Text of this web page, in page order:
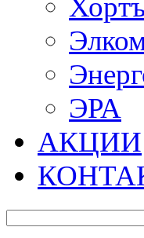
Хортъ
ЭРА
АКЦИИ